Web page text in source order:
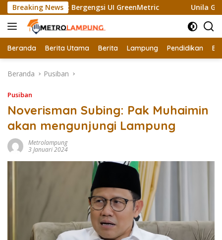
Langsung
ke
konten
Breaking News
Sertifikat Bergengsi UI GreenMetric Unila
Beranda Berita Utama Berita Lampung Pendidikan
Beranda Pusiban
Pusiban
Noverisman Subing: Pak Muhaimin
akan mengunjungi Lampung
Metrolampung
3 Januari 2024